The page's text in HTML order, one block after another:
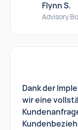
Flynn S.
Advisory
Dank der
wir eine